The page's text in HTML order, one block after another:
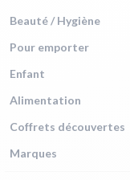
Beauté / Hygiène
Pour emporter
Enfant
Alimentation
Coffrets découvertes
Marques